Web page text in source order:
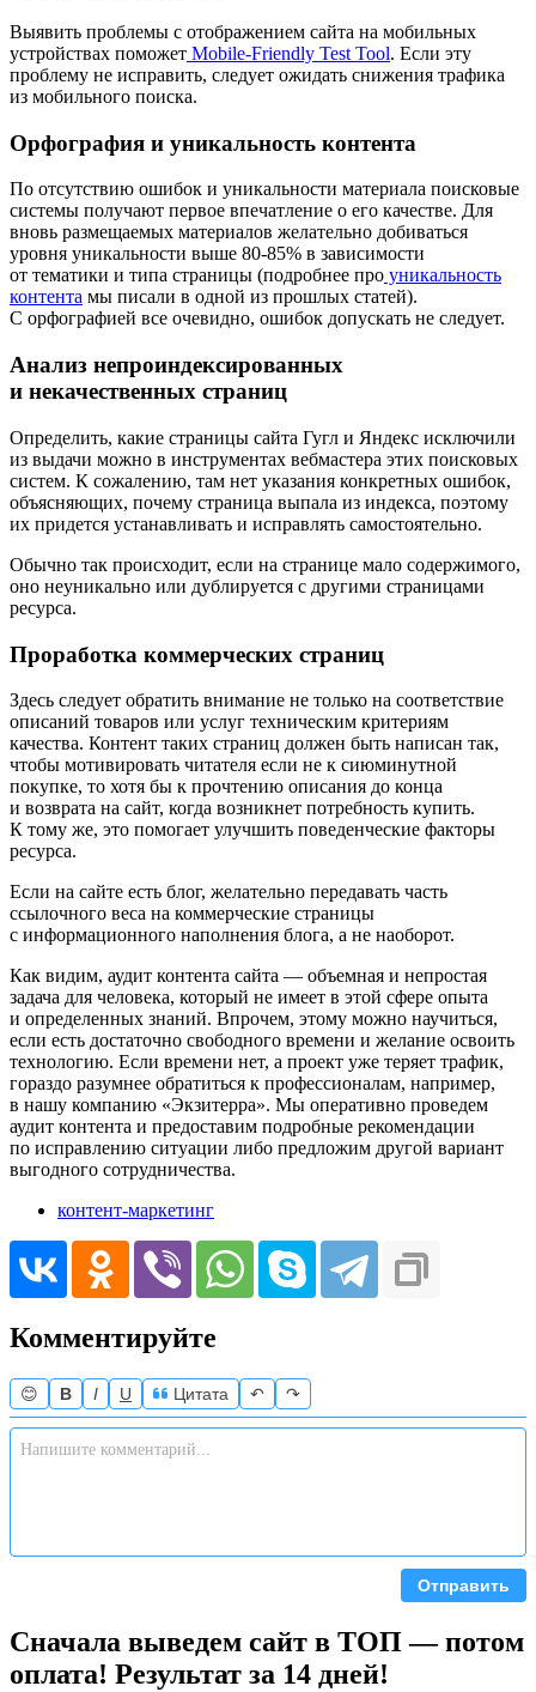
Выявить проблемы с отображением сайта на мобильных
устройствах поможет Mobile-Friendly Test Tool. Если эту
проблему не исправить, следует ожидать снижения трафика
из мобильного поиска.
Орфография и уникальность контента
По отсутствию ошибок и уникальности материала поисковые
системы получают первое впечатление о его качестве. Для
вновь размещаемых материалов желательно добиваться
уровня уникальности выше 80-85% в зависимости
от тематики и типа страницы (подробнее про уникальность
контента мы писали в одной из прошлых статей).
С орфографией все очевидно, ошибок допускать не следует.
Анализ непроиндексированных
и некачественных страниц
Определить, какие страницы сайта Гугл и Яндекс исключили
из выдачи можно в инструментах вебмастера этих поисковых
систем. К сожалению, там нет указания конкретных ошибок,
объясняющих, почему страница выпала из индекса, поэтому
их придется устанавливать и исправлять самостоятельно.
Обычно так происходит, если на странице мало содержимого,
оно неуникально или дублируется с другими страницами
ресурса.
Проработка коммерческих страниц
Здесь следует обратить внимание не только на соответствие
описаний товаров или услуг техническим критериям
качества. Контент таких страниц должен быть написан так,
чтобы мотивировать читателя если не к сиюминутной
покупке, то хотя бы к прочтению описания до конца
и возврата на сайт, когда возникнет потребность купить.
К тому же, это помогает улучшить поведенческие факторы
ресурса.
Если на сайте есть блог, желательно передавать часть
ссылочного веса на коммерческие страницы
с информационного наполнения блога, а не наоборот.
Как видим, аудит контента сайта — объемная и непростая
задача для человека, который не имеет в этой сфере опыта
и определенных знаний. Впрочем, этому можно научиться,
если есть достаточно свободного времени и желание освоить
технологию. Если времени нет, а проект уже теряет трафик,
гораздо разумнее обратиться к профессионалам, например,
в нашу компанию «Экзитерра». Мы оперативно проведем
аудит контента и предоставим подробные рекомендации
по исправлению ситуации либо предложим другой вариант
выгодного сотрудничества.
контент-маркетинг
Комментируйте
😊 B I U Цитата ↶ ↷
Отправить
Сначала выведем сайт в ТОП — потом
оплата! Результат за 14 дней!